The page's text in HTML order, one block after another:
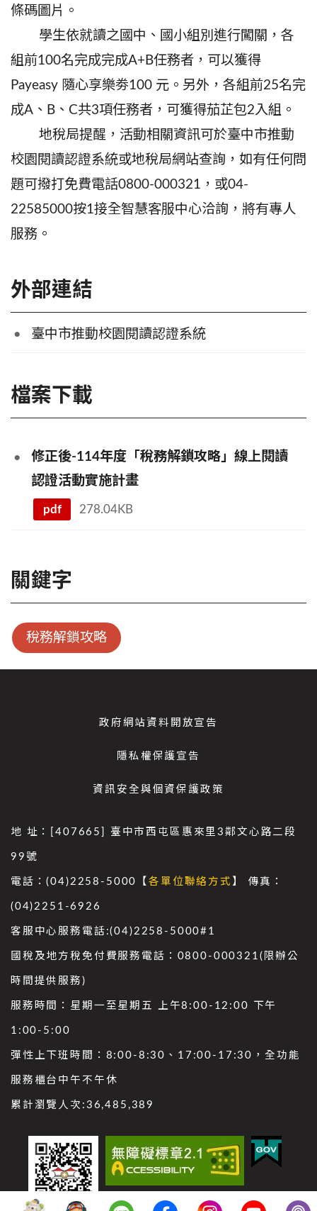
條碼圖片。
學生依就讀之國中、國小組別進行闖關，各
組前100名完成完成A+B任務者，可以獲得
Payeasy 隨心享樂劵100 元。另外，各組前25名完
成A、B、C共3項任務者，可獲得茄芷包2入組。
地稅局提醒，活動相關資訊可於臺中市推動
校園閱讀認證系統或地稅局網站查詢，如有任何問
題可撥打免費電話0800-000321，或04-
22585000按1接全智慧客服中心洽詢，將有專人
服務。
外部連結
臺中市推動校園閱讀認證系統
檔案下載
修正後-114年度「稅務解鎖攻略」線上閱讀
認證活動實施計畫
pdf 278.04KB
關鍵字
稅務解鎖攻略
政府網站資料開放宣告
隱私權保護宣告
資訊安全與個資保護政策
地 址：[407665] 臺中市西屯區惠來里3鄰文心路二段
99號
電話：(04)2258-5000【各單位聯絡方式 】 傳真：
(04)2251-6926
客服中心服務電話:(04)2258-5000#1
國稅及地方稅免付費服務電話：0800-000321(限辦公
時間提供服務)
服務時間：星期一至星期五 上午8:00-12:00 下午
1:00-5:00
彈性上下班時間：8:00-8:30、17:00-17:30，全功能
服務櫃台中午不午休
累計瀏覽人次: 36,485,389